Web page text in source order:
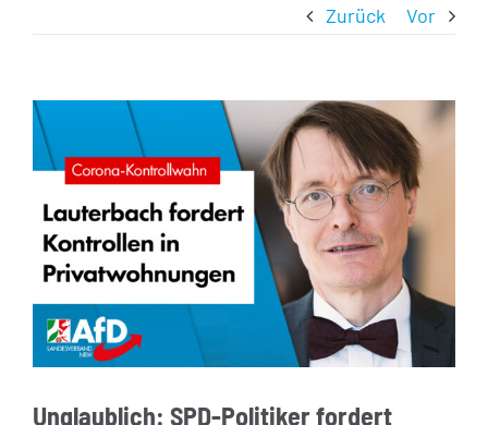
Zurück Vor
Unglaublich: SPD-Politiker fordert